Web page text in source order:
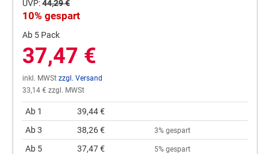
UVP:44,29 €
10% gespart
Ab 5 Pack
37,47 €
inkl. MWSt zzgl. Versand
33,14 € zzgl. MWSt
Ab 1
39,44 €
Ab 3
38,26 € 3% gespart
Ab 5 37,47 € 5% gespart